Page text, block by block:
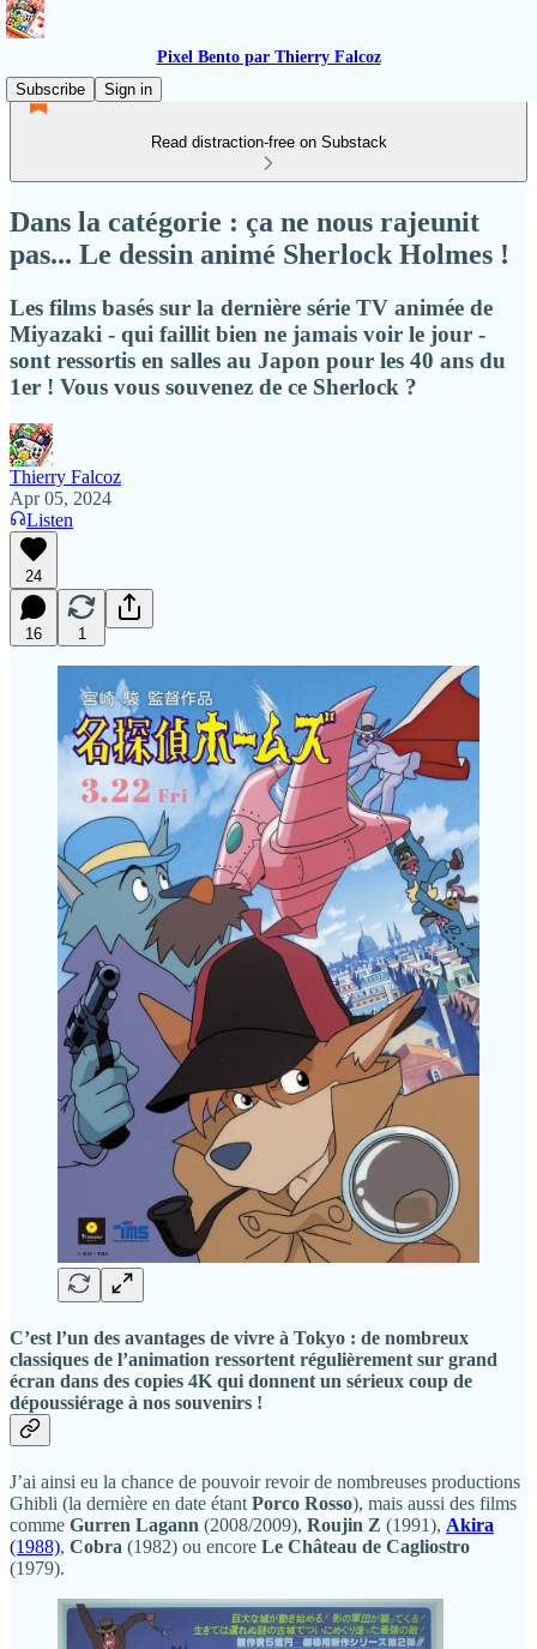
Pixel Bento par Thierry Falcoz
Subscribe
Sign in
Read distraction-free on Substack
Dans la catégorie : ça ne nous rajeunit
pas... Le dessin animé Sherlock Holmes !
Les films basés sur la dernière série TV animée de
Miyazaki - qui faillit bien ne jamais voir le jour -
sont ressortis en salles au Japon pour les 40 ans du
1er ! Vous vous souvenez de ce Sherlock ?
Thierry Falcoz
Apr 05, 2024
Listen
24
16 1
C’est l’un des avantages de vivre à Tokyo : de nombreux
classiques de l’animation ressortent régulièrement sur grand
écran dans des copies 4K qui donnent un sérieux coup de
dépoussiérage à nos souvenirs !
J’ai ainsi eu la chance de pouvoir revoir de nombreuses productions
Ghibli (la dernière en date étant Porco Rosso), mais aussi des films
comme Gurren Lagann (2008/2009), Roujin Z (1991), Akira
(1988), Cobra (1982) ou encore Le Château de Cagliostro
(1979).